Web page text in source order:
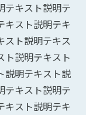
テキスト説明テ
キスト説明テキ
スト説明テキス
ト説明テキスト
説明テキスト説
テキスト説明テ
キスト説明テキ